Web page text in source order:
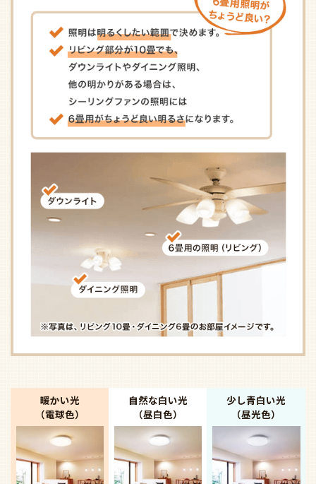
暖かい光
（電球色）
自然な白い光
（昼白色）
少し青白い光
（昼光色）